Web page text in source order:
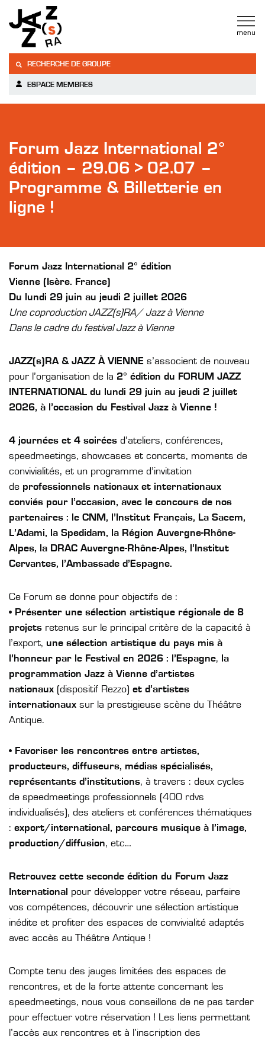
RECHERCHE DE GROUPE
ESPACE MEMBRES
Forum Jazz International 2°
édition – 29.06 > 02.07 –
Programme & Billetterie en
ligne !
Forum Jazz International 2° édition
Vienne (Isère. France)
Du lundi 29 juin au jeudi 2 juillet 2026
Une coproduction JAZZ(s)RA/ Jazz à Vienne
Dans le cadre du festival Jazz à Vienne
JAZZ(s)RA & JAZZ À VIENNE s’associent de nouveau
pour l’organisation de la 2° édition du FORUM JAZZ
INTERNATIONAL du lundi 29 juin au jeudi 2 juillet
2026, à l’occasion du Festival Jazz à Vienne !
4 journées et 4 soirées d’ateliers, conférences,
speedmeetings, showcases et concerts, moments de
convivialités, et un programme d’invitation
de professionnels nationaux et internationaux
conviés pour l’occasion, avec le concours de nos
partenaires : le CNM, l’Institut Français, La Sacem,
L’Adami, la Spedidam, la Région Auvergne-Rhône-
Alpes, la DRAC Auvergne-Rhône-Alpes, l’Institut
Cervantes, l’Ambassade d’Espagne.
Ce Forum se donne pour objectifs de :
• Présenter une sélection artistique régionale de 8
projets retenus sur le principal critère de la capacité à
l’export, une sélection artistique du pays mis à
l’honneur par le Festival en 2026 : l’Espagne, la
programmation Jazz à Vienne d’artistes
nationaux (dispositif Rezzo) et d’artistes
internationaux sur la prestigieuse scène du Théâtre
Antique.
• Favoriser les rencontres entre artistes,
producteurs, diffuseurs, médias spécialisés,
représentants d’institutions, à travers : deux cycles
de speedmeetings professionnels (400 rdvs
individualisés), des ateliers et conférences thématiques
: export/international, parcours musique à l’image,
production/diffusion, etc…
Retrouvez cette seconde édition du Forum Jazz
International pour développer votre réseau, parfaire
vos compétences, découvrir une sélection artistique
inédite et profiter des espaces de convivialité adaptés
avec accès au Théâtre Antique !
Compte tenu des jauges limitées des espaces de
rencontres, et de la forte attente concernant les
speedmeetings, nous vous conseillons de ne pas tarder
pour effectuer votre réservation ! Les liens permettant
l’accès aux rencontres et à l’inscription des